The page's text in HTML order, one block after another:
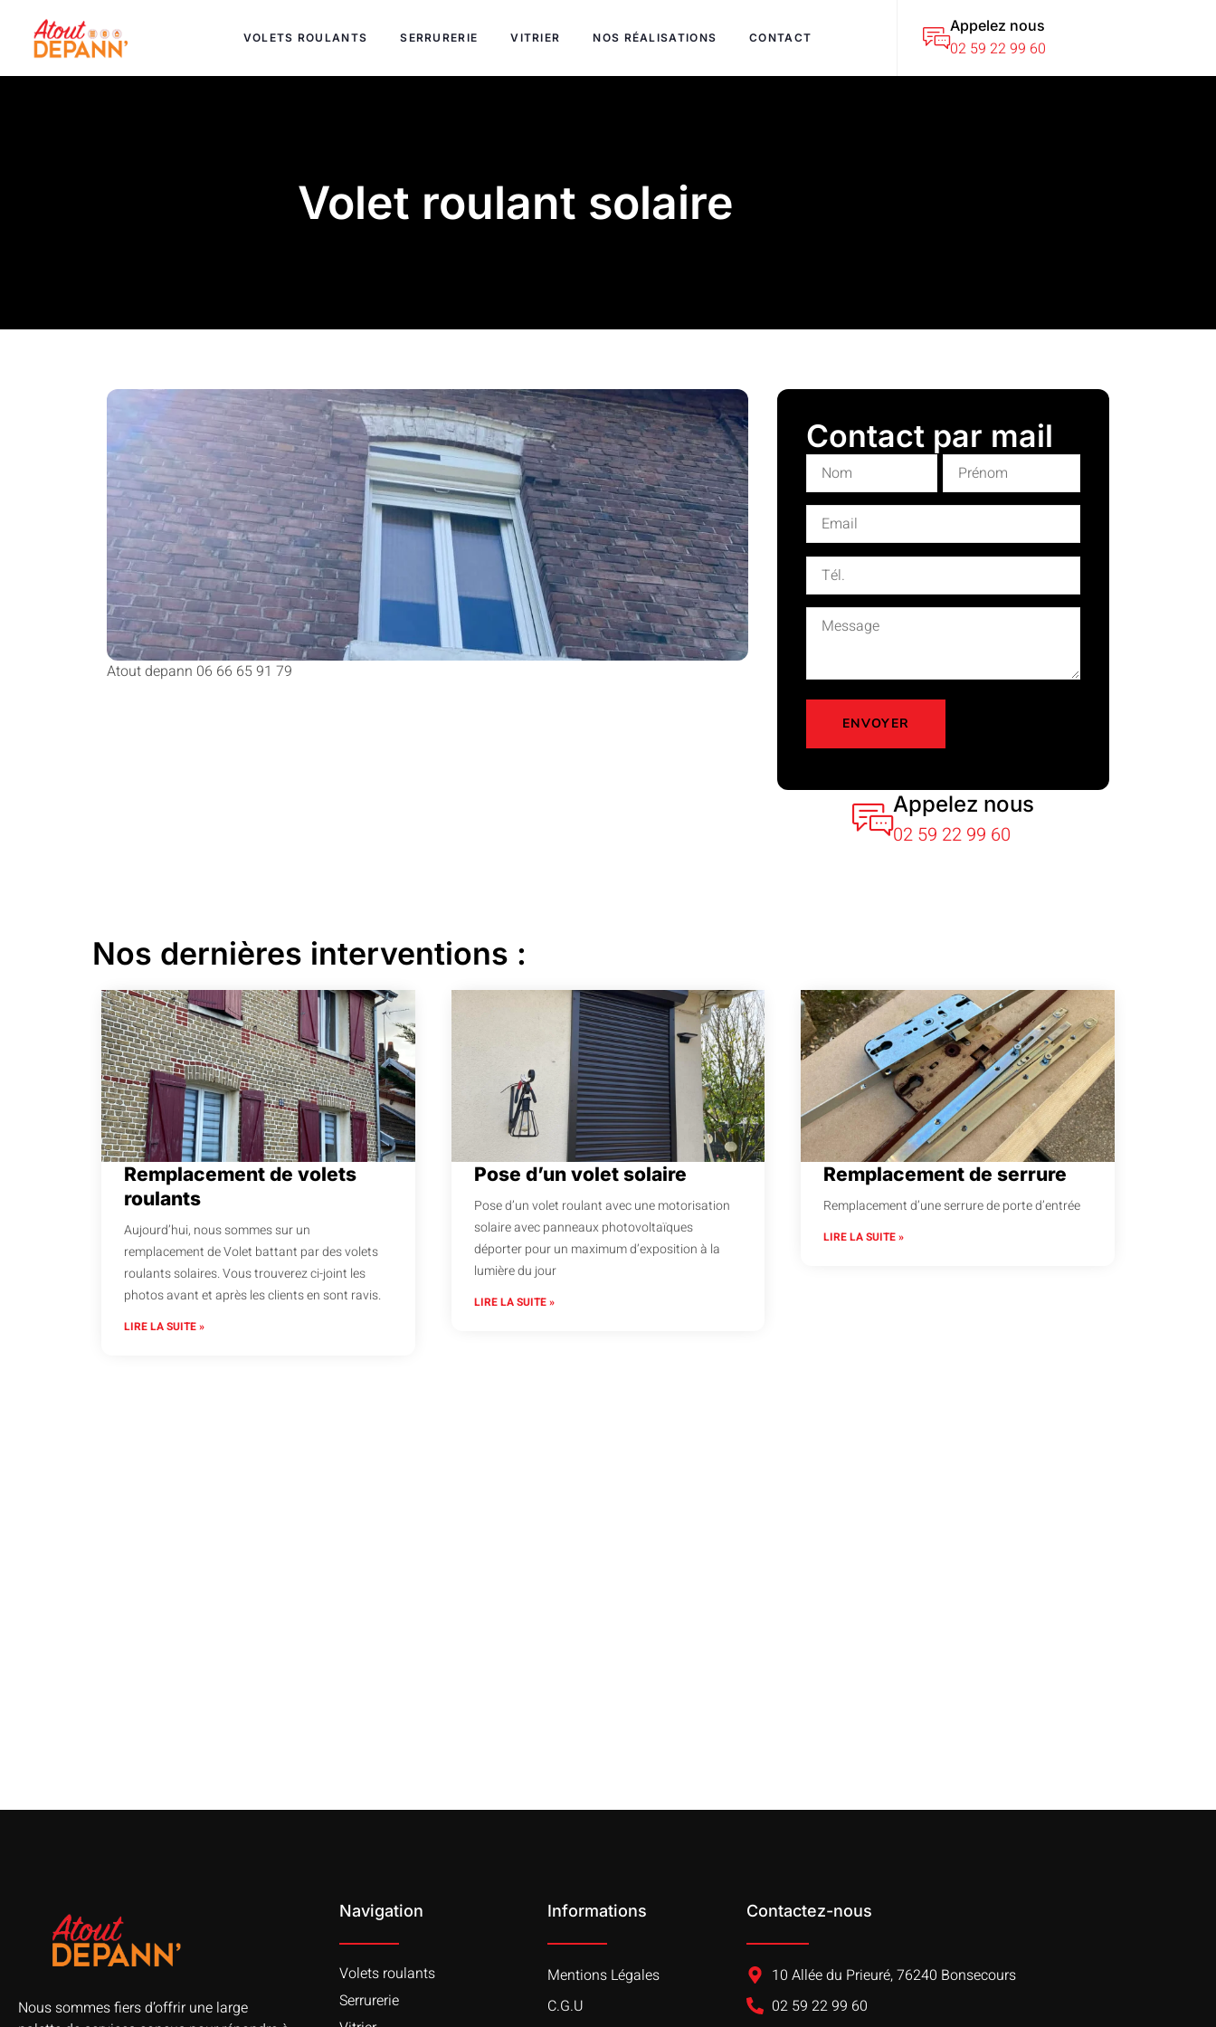
VOLETS ROULANTS SERRURERIE VITRIER NOS RÉALISATIONS CONTACT
Appelez nous
02 59 22 99 60
Volet roulant solaire
Atout depann 06 66 65 91 79
Contact par mail
Appelez nous
02 59 22 99 60
Nos dernières interventions :
Remplacement de volets
roulants
Aujourd’hui, nous sommes sur un
remplacement de Volet battant par des volets
roulants solaires. Vous trouverez ci-joint les
photos avant et après les clients en sont ravis.
LIRE LA SUITE »
Pose d’un volet solaire
Pose d’un volet roulant avec une motorisation
solaire avec panneaux photovoltaïques
déporter pour un maximum d’exposition à la
lumière du jour
LIRE LA SUITE »
Remplacement de serrure
Remplacement d’une serrure de porte d’entrée
LIRE LA SUITE »
Nous sommes fiers d’offrir une large
Navigation
Volets roulants
Serrurerie
Informations
Mentions Légales
C.G.U
Contactez-nous
10 Allée du Prieuré, 76240 Bonsecours
02 59 22 99 60